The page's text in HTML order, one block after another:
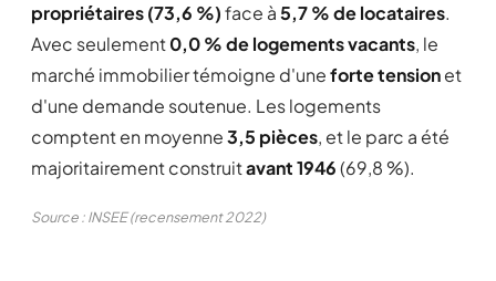
propriétaires (73,6 %)face à5,7 % de locataires.
Avec seulement0,0 % de logements vacants, le
marché immobilier témoigne d'uneforte tensionet
d'une demande soutenue. Les logements
comptent en moyenne3,5 pièces, et le parc a été
majoritairement construitavant 1946(69,8 %).
Source : INSEE (recensement 2022)